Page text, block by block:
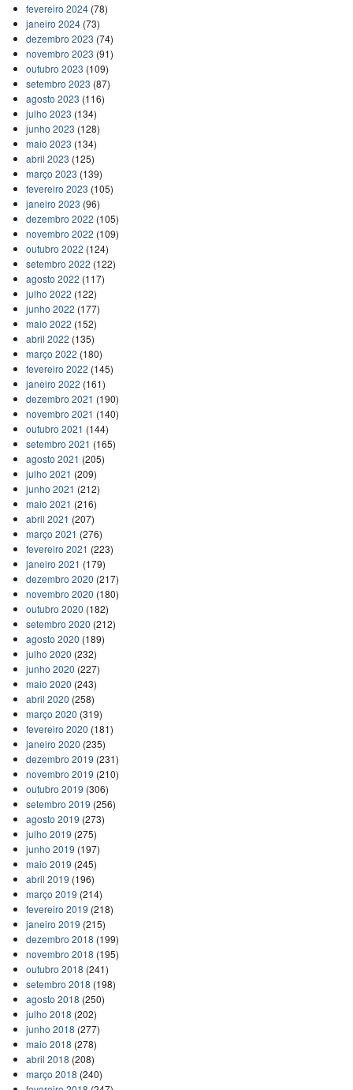
fevereiro 2024(78)
janeiro 2024(73)
dezembro 2023 (74)
novembro 2023 (91)
outubro 2023 (109)
setembro 2023 (87)
agosto 2023 (116)
julho 2023 (134)
junho 2023 (128)
maio 2023 (134)
abril 2023 (125)
março 2023 (139)
fevereiro 2023 (105)
janeiro 2023 (96)
dezembro 2022 (105)
novembro 2022 (109)
outubro 2022 (124)
setembro 2022 (122)
agosto 2022 (117)
julho 2022 (122)
junho 2022 (177)
maio 2022 (152)
abril 2022 (135)
março 2022 (180)
fevereiro 2022 (145)
janeiro 2022 (161)
dezembro 2021 (190)
novembro 2021 (140)
outubro 2021 (144)
setembro 2021 (165)
agosto 2021 (205)
julho 2021 (209)
junho 2021 (212)
maio 2021 (216)
abril 2021 (207)
março 2021 (276)
fevereiro 2021 (223)
janeiro 2021 (179)
dezembro 2020 (217)
novembro 2020 (180)
outubro 2020 (182)
setembro 2020 (212)
agosto 2020 (189)
julho 2020 (232)
junho 2020 (227)
maio 2020 (243)
abril 2020 (258)
março 2020 (319)
fevereiro 2020 (181)
janeiro 2020 (235)
dezembro 2019 (231)
novembro 2019 (210)
outubro 2019 (306)
setembro 2019 (256)
agosto 2019 (273)
julho 2019 (275)
junho 2019 (197)
maio 2019 (245)
abril 2019 (196)
março 2019 (214)
fevereiro 2019 (218)
janeiro 2019 (215)
dezembro 2018 (199)
novembro 2018 (195)
outubro 2018 (241)
setembro 2018 (198)
agosto 2018 (250)
julho 2018 (202)
junho 2018 (277)
maio 2018 (278)
abril 2018 (208)
março 2018 (240)